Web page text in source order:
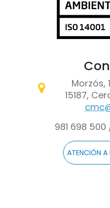
Morzós,
15187,
981 698
ATENCIÓN A